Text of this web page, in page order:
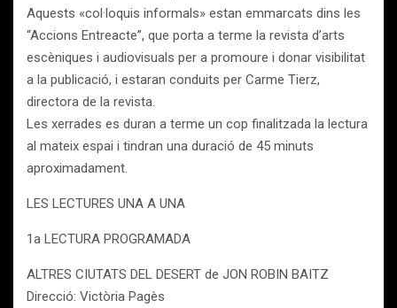
Aquests «col·loquis informals» estan emmarcats dins les
“Accions Entreacte”, que porta a terme la revista d’arts
escèniques i audiovisuals per a promoure i donar visibilitat
a la publicació, i estaran conduits per Carme Tierz,
directora de la revista.
Les xerrades es duran a terme un cop finalitzada la lectura
al mateix espai i tindran una duració de 45 minuts
aproximadament.
LES LECTURES UNA A UNA
1a LECTURA PROGRAMADA
ALTRES CIUTATS DEL DESERT de JON ROBIN BAITZ
Direcció: Victòria Pagès